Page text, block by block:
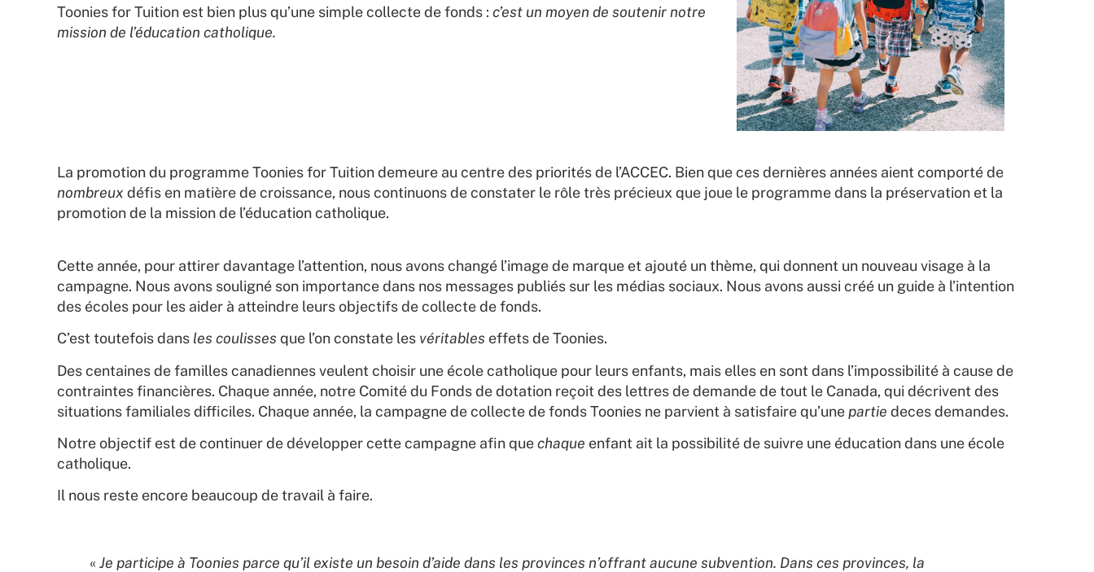
Toonies for Tuition est bien plus qu’une simple collecte de fonds : c’est un moyen de soutenir notre
mission de l’éducation catholique.
La promotion du programme Toonies for Tuition demeure au centre des priorités de l’ACCEC. Bien que ces dernières années aient comporté de
nombreuxdéfis en matière de croissance, nous continuons de constater le rôle très précieux que joue le programme dans la préservation et la
promotion de la mission de l’éducation catholique.
Cette année, pour attirer davantage l’attention, nous avons changé l’image de marque et ajouté un thème, qui donnent un nouveau visage à la
campagne. Nous avons souligné son importance dans nos messages publiés sur les médias sociaux. Nous avons aussi créé un guide à l’intention
des écoles pour les aider à atteindre leurs objectifs de collecte de fonds.
C’est toutefois dans les coulisses que l’on constate les véritables effets de Toonies.
Des centaines de familles canadiennes veulent choisir une école catholique pour leurs enfants, mais elles en sont dans l’impossibilité à cause de
contraintes financières. Chaque année, notre Comité du Fonds de dotation reçoit des lettres de demande de tout le Canada, qui décrivent des
situations familiales difficiles. Chaque année, la campagne de collecte de fonds Toonies ne parvient à satisfaire qu’une partie deces demandes.
Notre objectif est de continuer de développer cette campagne afin quechaque enfant ait la possibilité de suivre une éducation dans une école
catholique.
Il nous reste encore beaucoup de travail à faire.
« Je participe à Toonies parce qu’il existe un besoin d’aide dans les provinces n’offrant aucune subvention. Dans ces provinces, la